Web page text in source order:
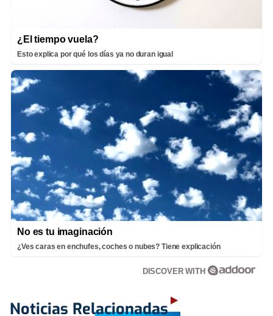
¿El tiempo vuela?
Esto explica por qué los días ya no duran igual
No es tu imaginación
¿Ves caras en enchufes, coches o nubes? Tiene explicación
DISCOVER WITH
Noticias Relacionadas